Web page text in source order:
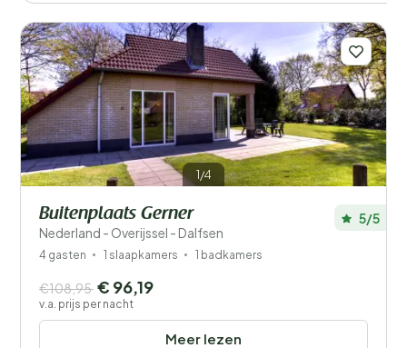
1/4
Buitenplaats Gerner
Nederland - Overijssel - Dalfsen
5/5
4 gasten 1 slaapkamers 1 badkamers
Meer lezen
€108,95 € 96,19
v.a. prijs per nacht